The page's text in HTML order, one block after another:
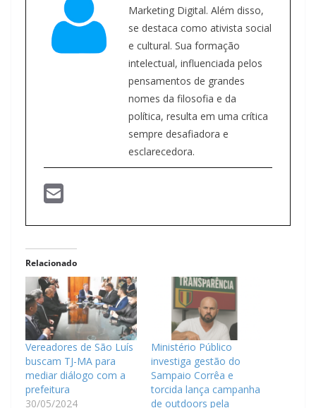
Marketing Digital. Além disso,
se destaca como ativista social
e cultural. Sua formação
intelectual, influenciada pelos
pensamentos de grandes
nomes da filosofia e da
política, resulta em uma crítica
sempre desafiadora e
esclarecedora.
Relacionado
Vereadores de São Luís
buscam TJ-MA para
mediar diálogo com a
prefeitura
30/05/2024
Ministério Público
investiga gestão do
Sampaio Corrêa e
torcida lança campanha
de outdoors pela